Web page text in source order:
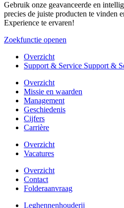
Gebruik onze geavanceerde en
precies de juiste producten te vinden
Experience te ervaren!
Zoekfunctie openen
Overzicht
Support & Service Support &
Overzicht
Missie en waarden
Management
Geschiedenis
Cijfers
Carrière
Overzicht
Vacatures
Overzicht
Contact
Folderaanvraag
Leghennenhouderij